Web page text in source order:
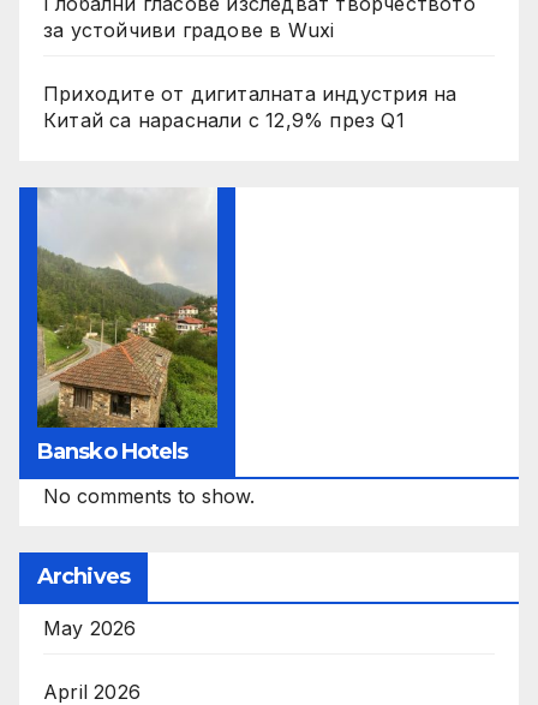
за устойчиви градове в Wuxi
Приходите от дигиталната индустрия на
Китай са нараснали с 12,9% през Q1
Bansko Hotels
No comments to show.
Archives
May 2026
April 2026